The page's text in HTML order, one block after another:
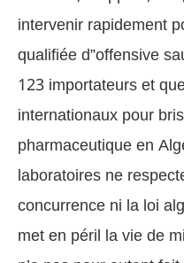
intervenir rapidement
qualifiée d”offensive
123 importateurs et
internationaux pour
pharmaceutique en
laboratoires ne
concurrence ni la loi
met en péril la vie de